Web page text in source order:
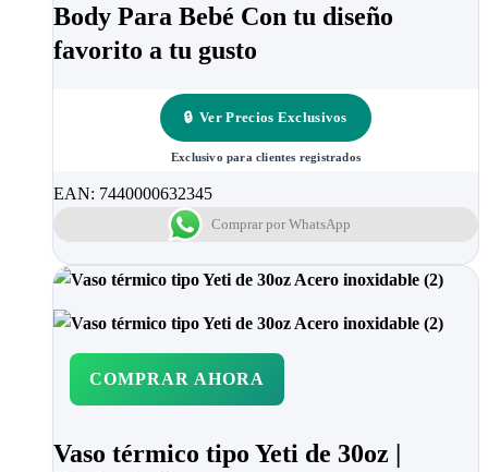
Body Para Bebé Con tu diseño
favorito a tu gusto
🔒 Ver Precios Exclusivos
Exclusivo para clientes registrados
EAN: 7440000632345
Comprar por WhatsApp
COMPRAR AHORA
Vaso térmico tipo Yeti de 30oz |